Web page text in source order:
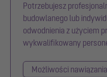
Potrzebujesz
budowlanego lub
odwodnienia z użyciem
wykwalifikowany
Możliwości